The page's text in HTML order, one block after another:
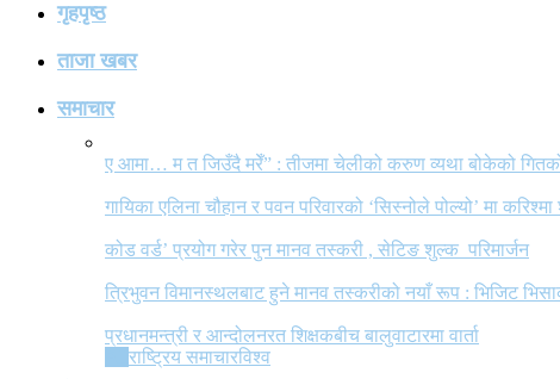
गृहपृष्ठ
ताजा खबर
समाचार
ए आमा… म त जिउँदै मरेँ” : तीजमा चेलीको करुण व्यथा बोकेको गितको
गायिका एलिना चौहान र पवन परिवारको ‘सिस्नोले पोल्यो’ मा
कोड वर्ड’ प्रयोग गरेर पुन मानव तस्करी , सेटिङ शुल्क परिमार्जन
त्रिभुवन विमानस्थलबाट हुने मानव तस्करीको नयाँ रूप : भिजिट
प्रधानमन्त्री र आन्दोलनरत शिक्षकबीच बालुवाटारमा वार्ता
राष्ट्रिय समाचारविश्व